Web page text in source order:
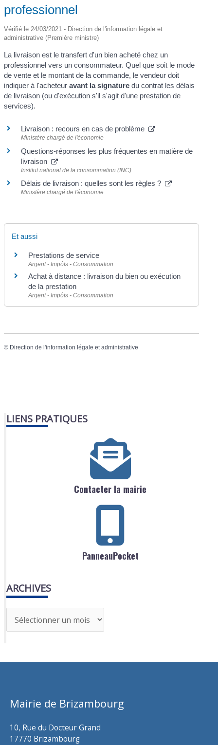
professionnel
Vérifié le 24/03/2021 - Direction de l'information légale et
administrative (Première ministre)
La livraison est le transfert d'un bien acheté chez un
professionnel vers un consommateur. Quel que soit le mode
de vente et le montant de la commande, le vendeur doit
indiquer à l'acheteuravant la signature du contrat les délais
de livraison (ou d'exécution s'il s'agit d'une prestation de
services).
Livraison : recours en cas de problème
Ministère chargé de l'économie
Questions-réponses les plus fréquentes en matière de
livraison
Institut national de la consommation (INC)
Délais de livraison : quelles sont les règles ?
Ministère chargé de l'économie
Et aussi
Prestations de service
Argent - Impôts - Consommation
Achat à distance : livraison du bien ou exécution
de la prestation
Argent - Impôts - Consommation
© Direction de l'information légale et administrative
LIENS PRATIQUES
Contacter la mairie
PanneauPocket
ARCHIVES
r
h
Mairie de Brizambourg
10, Rue du Docteur Grand
17770 Brizambourg